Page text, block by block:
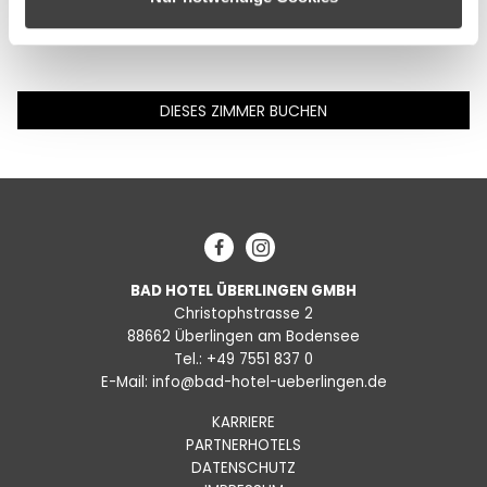
gesammelt haben.| Bettengröße 90*200 bis 180*200
DIESES ZIMMER BUCHEN
FacebookInstagram
BAD HOTEL ÜBERLINGEN GMBH
Christophstrasse 2
88662 Überlingen am Bodensee
Tel.: +49 7551 837 0
E-Mail: info@bad-hotel-ueberlingen.de
KARRIERE
PARTNERHOTELS
DATENSCHUTZ